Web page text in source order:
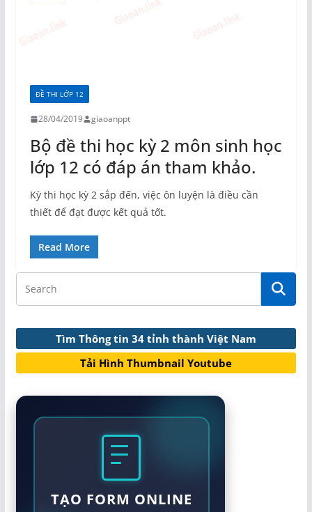
ĐỀ THI LỚP 12
28/04/2019 giaoanppt
Bộ đề thi học kỳ 2 môn sinh học
lớp 12 có đáp án tham khảo.
Kỳ thi học kỳ 2 sắp đến, việc ôn luyện là điều cần
thiết để đạt được kết quả tốt.
Read More
Tìm Thông tin 34 tỉnh thành Việt Nam
Tải Hình Thumbnail Youtube
TẠO FORM ONLINE